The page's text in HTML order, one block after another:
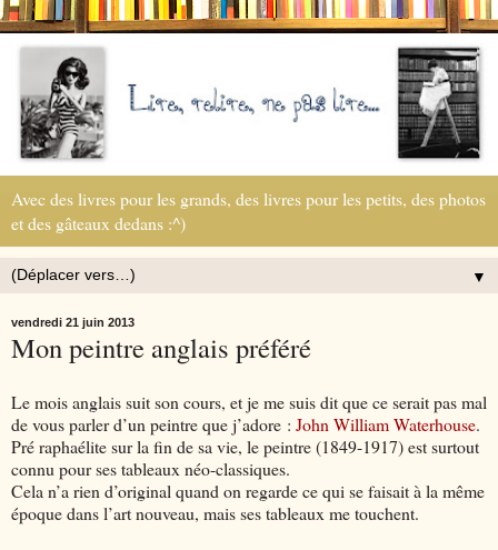
Avec des livres pour les grands, des livres pour les petits, des photos
et des gâteaux dedans :^)
▼
vendredi 21 juin 2013
Mon peintre anglais préféré
Le mois anglais suit son cours, et je me suis dit que ce serait pas mal
de vous parler d’un peintre que j’adore : John William Waterhouse.
Pré raphaélite sur la fin de sa vie, le peintre (1849-1917) est surtout
connu pour ses tableaux néo-classiques.
Cela n’a rien d’original quand on regarde ce qui se faisait à la même
époque dans l’art nouveau, mais ses tableaux me touchent.